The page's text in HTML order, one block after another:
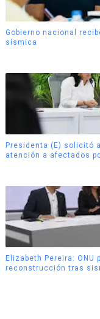
Gobierno nacional
sísmica
Presidenta (E) solicitó
atención a afectados
Elizabeth Pereira:
reconstrucción tras